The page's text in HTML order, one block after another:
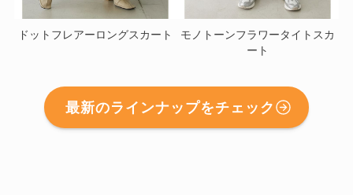
ドットフレアーロングスカート
モノトーンフラワータイトスカ
ート
最新のラインナップをチェック